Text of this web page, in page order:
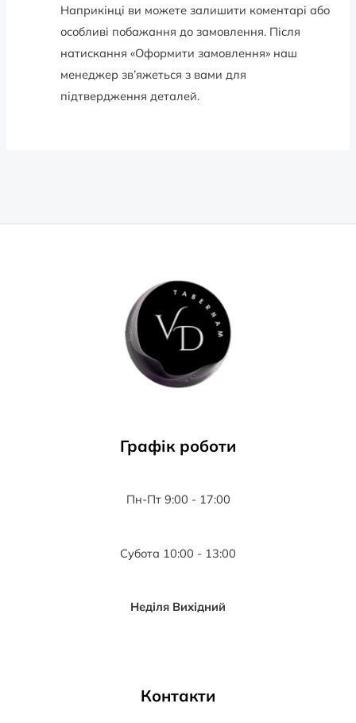
Наприкінці ви можете залишити коментарі або
особливі побажання до замовлення. Після
натискання «Оформити замовлення» наш
менеджер зв’яжеться з вами для
підтвердження деталей.
Графік роботи
Пн-Пт 9:00 - 17:00
Субота 10:00 - 13:00
Неділя Вихідний
Контакти